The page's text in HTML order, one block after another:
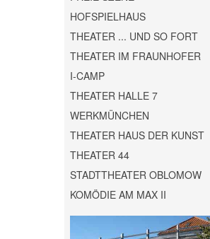
HOFSPIELHAUS
THEATER ... UND SO FORT
THEATER IM FRAUNHOFER
I-CAMP
THEATER HALLE 7
WERKMÜNCHEN
THEATER HAUS DER KUNST
THEATER 44
STADTTHEATER OBLOMOW
KOMÖDIE AM MAX II